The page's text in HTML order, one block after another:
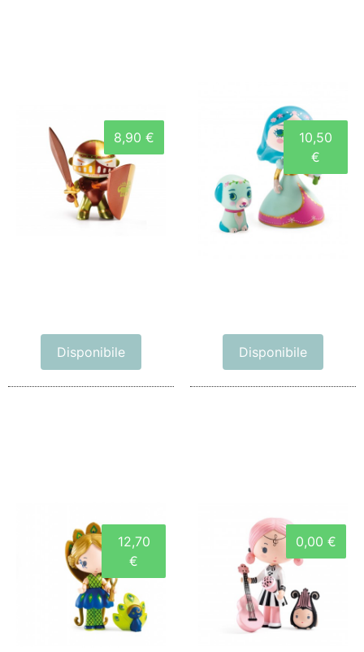
Disponibile
8,90 €
Disponibile
10,50
€
12,70
€
0,00 €